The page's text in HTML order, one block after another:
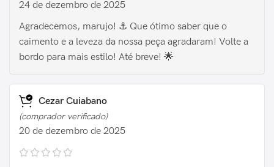
24 de dezembro de 2025
Agradecemos, marujo! ⚓️ Que ótimo saber que o
caimento e a leveza da nossa peça agradaram! Volte a
bordo para mais estilo! Até breve! 🌟
Cezar Cuiabano
(comprador verificado)
20 de dezembro de 2025